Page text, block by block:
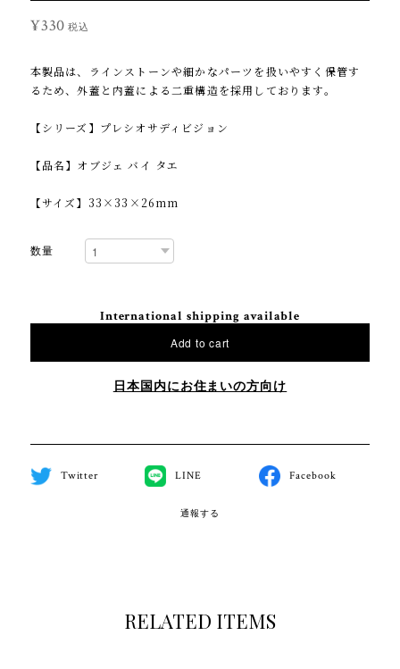
¥330 税込
本製品は、ラインストーンや細かなパーツを扱いやすく保管す
るため、外蓋と内蓋による二重構造を採用しております。
【シリーズ】プレシオサディビジョン
【品名】オブジェ バイ タエ
【サイズ】33×33×26mm
数量
International shipping available
Add to cart
日本国内にお住まいの方向け
Twitter LINE Facebook
通報する
RELATED ITEMS